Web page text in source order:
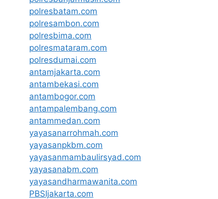
polresbatam.com
polresambon.com
polresbima.com
polresmataram.com
polresdumai.com
antamjakarta.com
antambekasi.com
antambogor.com
antampalembang.com
antammedan.com
yayasanarrohmah.com
yayasanpkbm.com
yayasanmambaulirsyad.com
yayasanabm.com
yayasandharmawanita.com
PBSIjakarta.com